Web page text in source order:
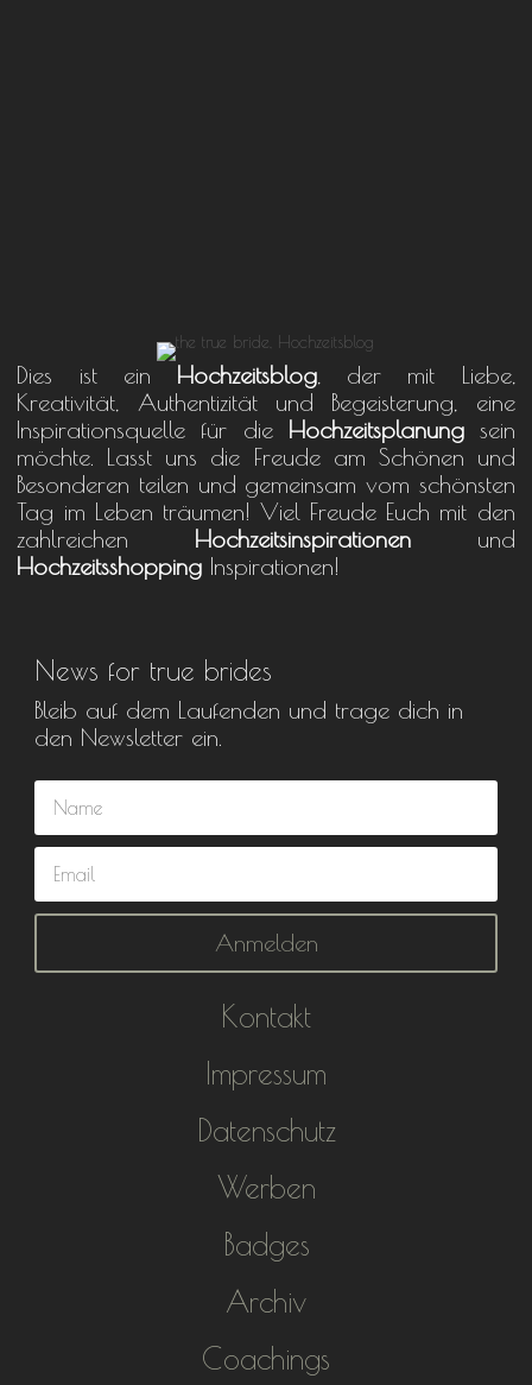
Dies ist ein Hochzeitsblog, der mit Liebe,
Kreativität, Authentizität und Begeisterung, eine
Inspirationsquelle für die Hochzeitsplanungsein
möchte. Lasst uns die Freude am Schönen und
Besonderen teilen und gemeinsam vom schönsten
Tag im Leben träumen! Viel Freude Euch mit den
zahlreichen Hochzeitsinspirationen und
Hochzeitsshopping Inspirationen!
News for true brides
Bleib auf dem Laufenden und trage dich in
den Newsletter ein.
Anmelden
Kontakt
Impressum
Datenschutz
Werben
Badges
Archiv
Coachings